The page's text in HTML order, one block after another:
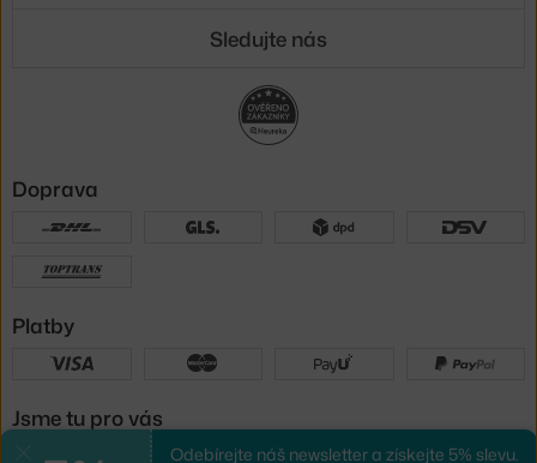
Odebírejte náš newsletter a získejte 5% slevu.
Sledujte nás
Doprava
Platby
Jsme tu pro vás